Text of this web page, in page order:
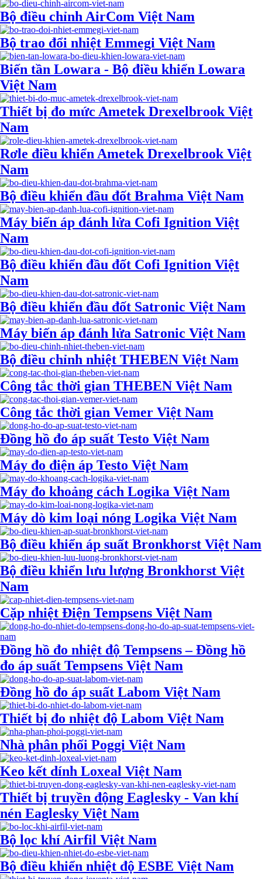
Bộ điều chỉnh AirCom Việt Nam
Bộ trao đổi nhiệt Emmegi Việt Nam
Biến tần Lowara - Bộ điều khiển Lowara
Việt Nam
Thiết bị đo mức Ametek Drexelbrook Việt
Nam
Rơle điều khiển Ametek Drexelbrook Việt
Nam
Bộ điều khiển đầu đốt Brahma Việt Nam
Máy biến áp đánh lửa Cofi Ignition Việt
Nam
Bộ điều khiển đầu đốt Cofi Ignition Việt
Nam
Bộ điều khiển đầu đốt Satronic Việt Nam
Máy biến áp đánh lửa Satronic Việt Nam
Bộ điều chỉnh nhiệt THEBEN Việt Nam
Công tắc thời gian THEBEN Việt Nam
Công tắc thời gian Vemer Việt Nam
Đồng hồ đo áp suất Testo Việt Nam
Máy đo điện áp Testo Việt Nam
Máy đo khoảng cách Logika Việt Nam
Máy dò kim loại nóng Logika Việt Nam
Bộ điều khiển áp suất Bronkhorst Việt Nam
Bộ điều khiển lưu lượng Bronkhorst Việt
Nam
Cặp nhiệt Điện Tempsens Việt Nam
Đồng hồ đo nhiệt độ Tempsens – Đồng hồ
đo áp suất Tempsens Việt Nam
Đồng hồ đo áp suất Labom Việt Nam
Thiết bị đo nhiệt độ Labom Việt Nam
Nhà phân phối Poggi Việt Nam
Keo kết dính Loxeal Việt Nam
Thiết bị truyền động Eaglesky - Van khí
nén Eaglesky Việt Nam
Bộ lọc khí Airfil Việt Nam
Bộ điều khiển nhiệt độ ESBE Việt Nam